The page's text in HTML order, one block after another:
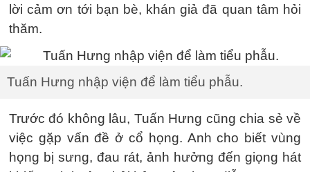
lời cảm ơn tới bạn bè, khán giả đã quan tâm hỏi
thăm.
Tuấn Hưng nhập viện để làm tiểu phẫu.
Trước đó không lâu, Tuấn Hưng cũng chia sẻ về
việc gặp vấn đề ở cổ họng. Anh cho biết vùng
họng bị sưng, đau rát, ảnh hưởng đến giọng hát